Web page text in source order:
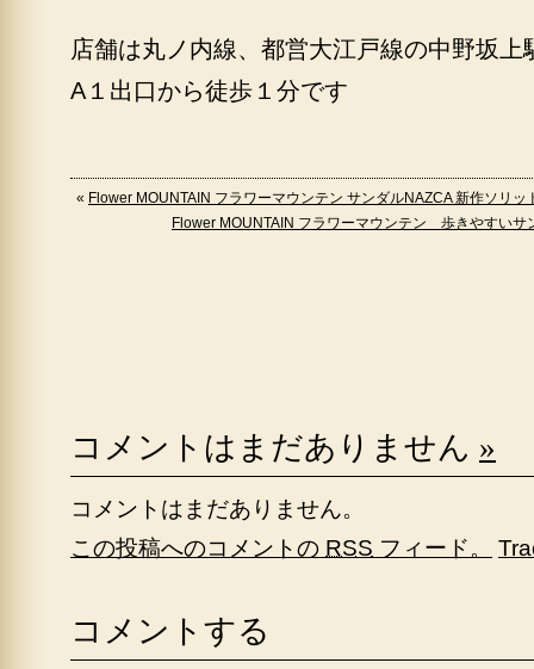
店舗は丸ノ内線、都営大江戸線の中野坂上
A１出口から徒歩１分です
« Flower MOUNTAIN フラワーマウンテン サンダルNAZCA 新作ソリッ
Flower MOUNTAIN フラワーマウンテン 歩きやすいサ
コメントはまだありません »
コメントはまだありません。
この投稿へのコメントの RSS フィード。
コメントする